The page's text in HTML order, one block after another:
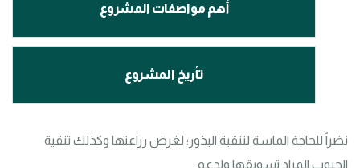
أهم مواصفات المشروع
تأريخ المشروع